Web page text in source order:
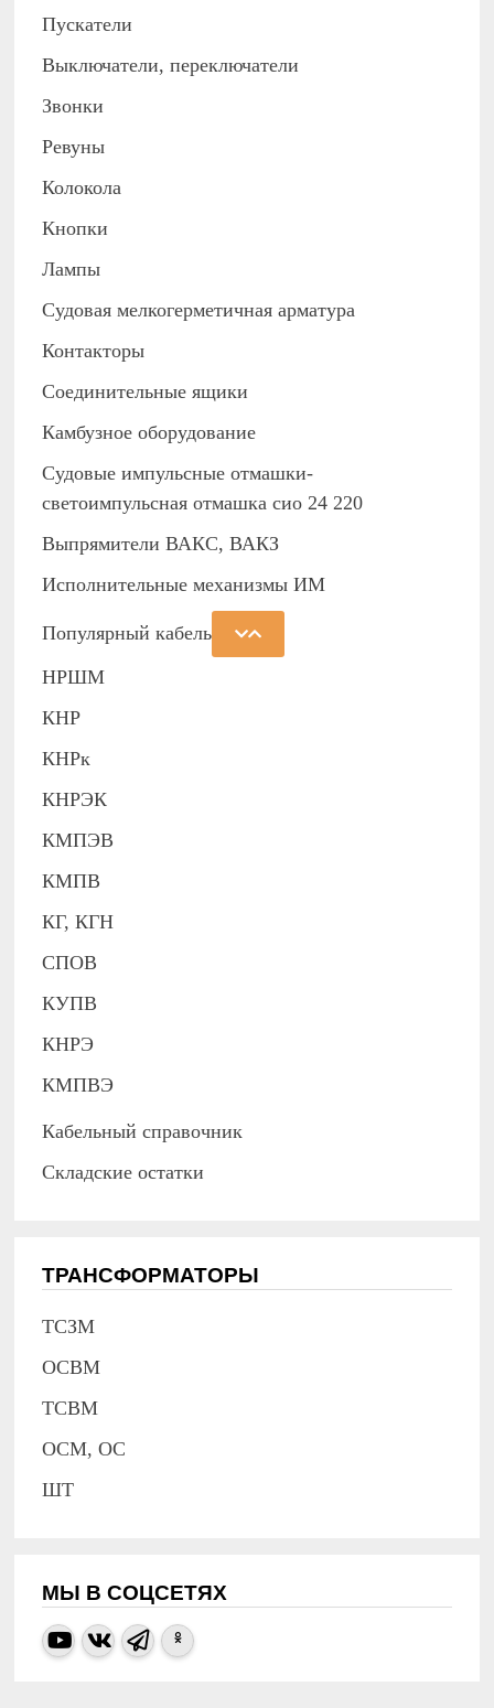
Пускатели
Выключатели, переключатели
Звонки
Ревуны
Колокола
Кнопки
Лампы
Судовая мелкогерметичная арматура
Контакторы
Соединительные ящики
Камбузное оборудование
Судовые импульсные отмашки-
светоимпульсная отмашка сио 24 220
Выпрямители ВАКС, ВАКЗ
Исполнительные механизмы ИМ
Популярный кабель
НРШМ
КНР
КНРк
КНРЭК
КМПЭВ
КМПВ
КГ, КГН
СПОВ
КУПВ
КНРЭ
КМПВЭ
Кабельный справочник
Складские остатки
ТРАНСФОРМАТОРЫ
ТСЗМ
ОСВМ
ТСВМ
ОСМ, ОС
ШТ
МЫ В СОЦСЕТЯХ